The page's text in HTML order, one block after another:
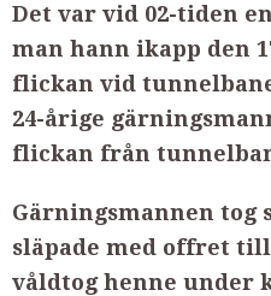
Det var vid 02-tiden
man hann ikapp den
flickan vid
24-årige
flickan från
Gärningsmannen tog
släpade med offret
våldtog henne under